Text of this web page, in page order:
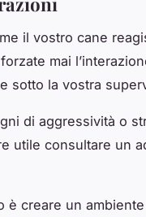
il vostro cane
mai
sotto la vostra
di aggressività o
utile consultare un
è creare un